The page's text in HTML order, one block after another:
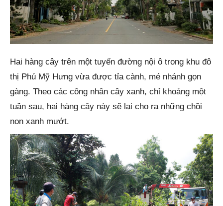
Hai hàng cây trên một tuyến đường nội ô trong khu đô
thị Phú Mỹ Hưng vừa được tỉa cành, mé nhánh gọn
gàng. Theo các công nhân cây xanh, chỉ khoảng một
tuần sau, hai hàng cây này sẽ lại cho ra những chồi
non xanh mướt.